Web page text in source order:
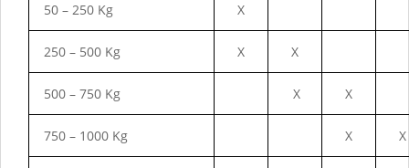
50 – 250 Kg X
250 – 500 Kg X X
500 – 750 Kg X X
750 – 1000 Kg X X